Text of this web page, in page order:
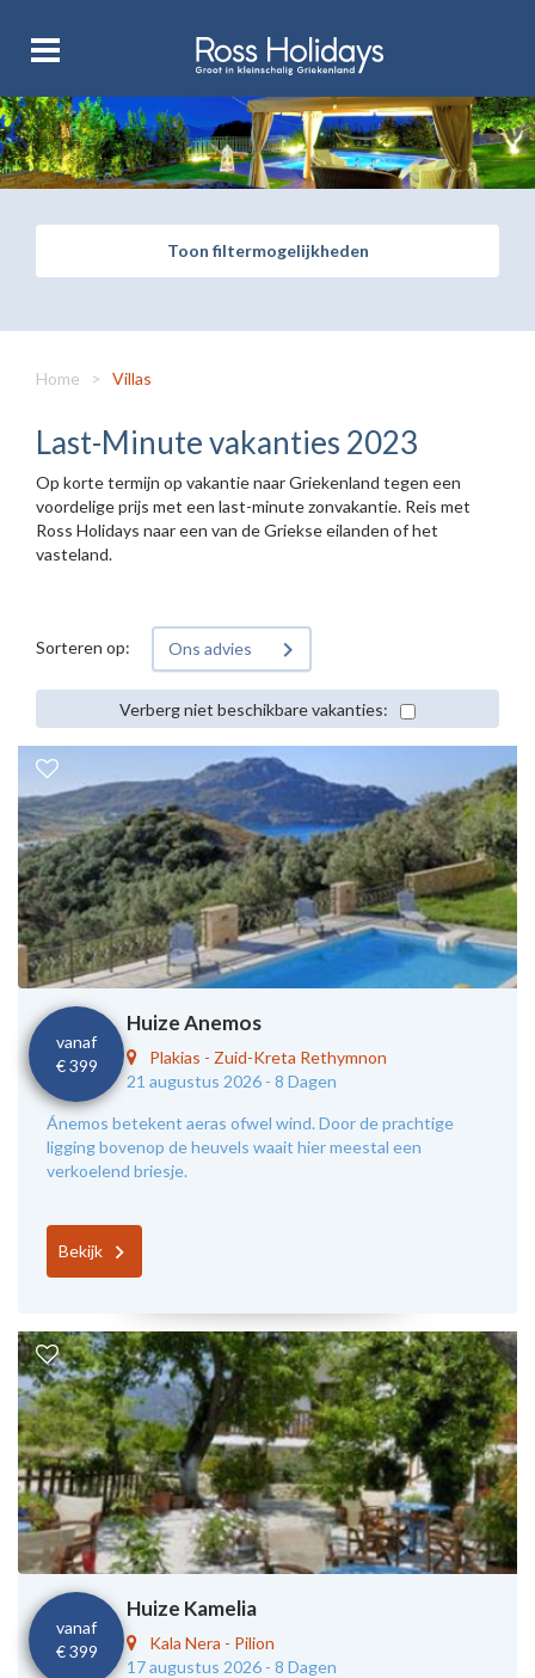
Toon filtermogelijkheden
Home > Villas
Last-Minute vakanties 2023
Op korte termijn op vakantie naar Griekenland tegen een
voordelige prijs met een last-minute zonvakantie. Reis met
Ross Holidays naar een van de Griekse eilanden of het
vasteland.
Sorteren op: Ons advies
Verberg niet beschikbare vakanties:
vanaf
€ 399
Huize Anemos
Plakias - Zuid-Kreta Rethymnon
21 augustus 2026 - 8 Dagen
Ánemos betekent aeras ofwel wind. Door de prachtige
ligging bovenop de heuvels waait hier meestal een
verkoelend briesje.
Bekijk
vanaf
€ 399
Huize Kamelia
Kala Nera - Pilion
17 augustus 2026 - 8 Dagen